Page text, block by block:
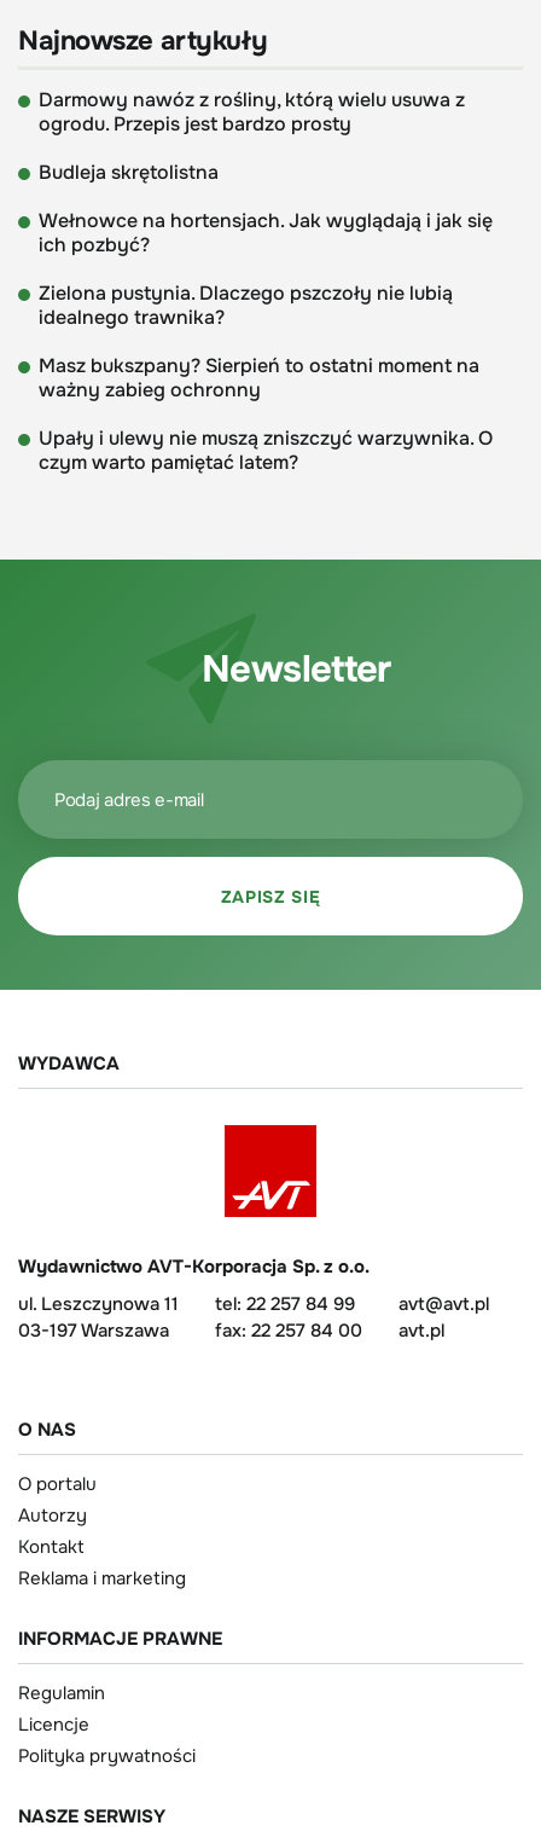
Najnowsze artykuły
Darmowy nawóz z rośliny, którą wielu usuwa z
ogrodu. Przepis jest bardzo prosty
Budleja skrętolistna
Wełnowce na hortensjach. Jak wyglądają i jak się
ich pozbyć?
Zielona pustynia. Dlaczego pszczoły nie lubią
idealnego trawnika?
Masz bukszpany? Sierpień to ostatni moment na
ważny zabieg ochronny
Upały i ulewy nie muszą zniszczyć warzywnika. O
czym warto pamiętać latem?
Newsletter
WYDAWCA
Wydawnictwo AVT-Korporacja Sp. z o.o.
ul. Leszczynowa 11
03-197 Warszawa
tel: 22 257 84 99
fax: 22 257 84 00
avt@avt.pl
avt.pl
O NAS
O portalu
Autorzy
Kontakt
Reklama i marketing
INFORMACJE PRAWNE
Regulamin
Licencje
Polityka prywatności
NASZE SERWISY